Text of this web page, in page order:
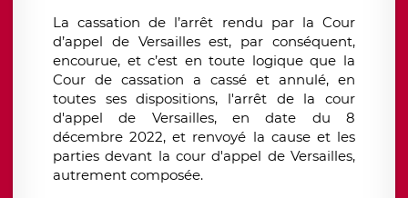
La cassation de l’arrêt rendu par la Cour
d’appel de Versailles est, par conséquent,
encourue, et c’est en toute logique que la
Cour de cassation a cassé et annulé, en
toutes ses dispositions, l'arrêt de la cour
d'appel de Versailles, en date du 8
décembre 2022, et renvoyé la cause et les
parties devant la cour d'appel de Versailles,
autrement composée.